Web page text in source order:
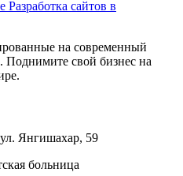
на современный
Поднимите свой бизнес на
Янгишахар, 59
больница